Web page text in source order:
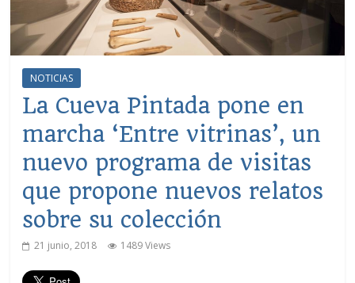
NOTICIAS
La Cueva Pintada pone en
marcha ‘Entre vitrinas’, un
nuevo programa de visitas
que propone nuevos relatos
sobre su colección
21 junio, 2018 1489 Views